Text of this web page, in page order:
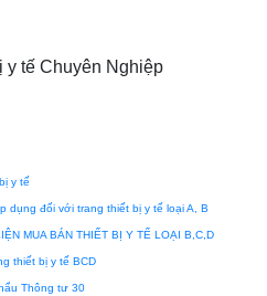
y tế Chuyên Nghiệp
y tế
dụng đối với trang thiết bị y tế loại A, B
MUA BÁN THIẾT BỊ Y TẾ LOẠI B,C,D
thiết bị y tế BCD
Thông tư 30